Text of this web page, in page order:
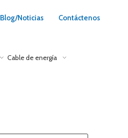
Blog/Noticias Contáctenos
Cable de energía